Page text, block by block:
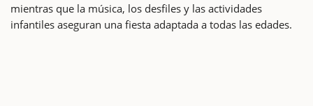
mientras que la música, los desfiles y las actividades
infantiles aseguran una fiesta adaptada a todas las edades.